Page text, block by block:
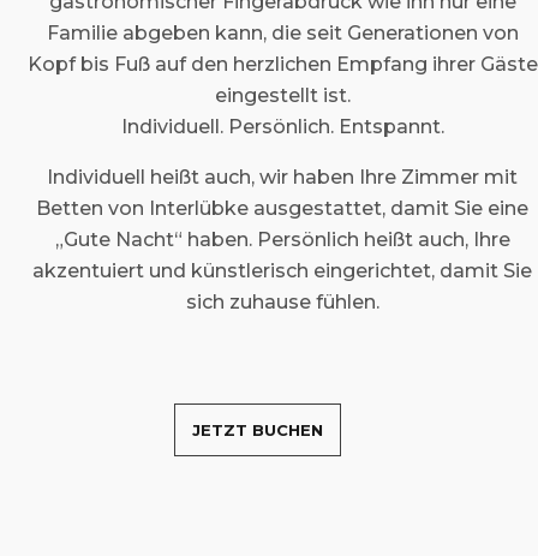
Familie abgeben kann, die seit Generationen von
Kopf bis Fuß auf den herzlichen Empfang ihrer Gäste
eingestellt ist.
Individuell. Persönlich. Entspannt.
Individuell heißt auch, wir haben Ihre Zimmer mit
Betten von Interlübke ausgestattet, damit Sie eine
„Gute Nacht“ haben. Persönlich heißt auch, Ihre
akzentuiert und künstlerisch eingerichtet, damit Sie
sich zuhause fühlen.
JETZT BUCHEN